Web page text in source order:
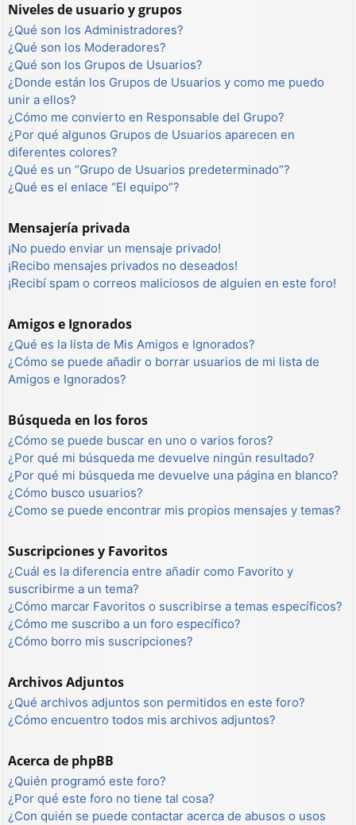
Niveles de usuario y grupos
¿Qué son los Administradores?
¿Qué son los Moderadores?
¿Qué son los Grupos de Usuarios?
¿Donde están los Grupos de Usuarios y como me puedo
unir a ellos?
¿Cómo me convierto en Responsable del Grupo?
¿Por qué algunos Grupos de Usuarios aparecen en
diferentes colores?
¿Qué es un “Grupo de Usuarios predeterminado”?
¿Qué es el enlace “El equipo”?
Mensajería privada
¡No puedo enviar un mensaje privado!
¡Recibo mensajes privados no deseados!
¡Recibí spam o correos maliciosos de alguien en este foro!
Amigos e Ignorados
¿Qué es la lista de Mis Amigos e Ignorados?
¿Cómo se puede añadir o borrar usuarios de mi lista de
Amigos e Ignorados?
Búsqueda en los foros
¿Cómo se puede buscar en uno o varios foros?
¿Por qué mi búsqueda me devuelve ningún resultado?
¿Por qué mi búsqueda me devuelve una página en blanco?
¿Cómo busco usuarios?
¿Como se puede encontrar mis propios mensajes y temas?
Suscripciones y Favoritos
¿Cuál es la diferencia entre añadir como Favorito y
suscribirme a un tema?
¿Cómo marcar Favoritos o suscribirse a temas específicos?
¿Cómo me suscribo a un foro específico?
¿Cómo borro mis suscripciones?
Archivos Adjuntos
¿Qué archivos adjuntos son permitidos en este foro?
¿Cómo encuentro todos mis archivos adjuntos?
Acerca de phpBB
¿Quién programó este foro?
¿Por qué este foro no tiene tal cosa?
¿Con quién se puede contactar acerca de abusos o usos